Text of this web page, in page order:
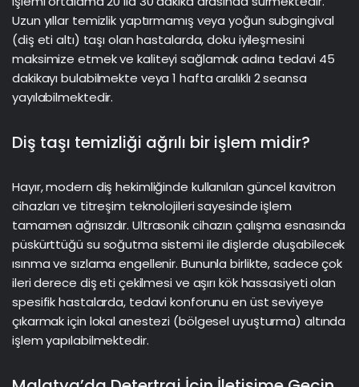
Uzun yıllar temizlik yaptırmamış veya yoğun subgingival
(diş eti altı) taşı olan hastalarda, doku iyileşmesini
maksimize etmek ve kaliteyi sağlamak adına tedavi 45
dakikayı bulabilmekte veya 1 hafta aralıklı 2 seansa
yayılabilmektedir.
Diş taşı temizliği ağrılı bir işlem midir?
Hayır, modern diş hekimliğinde kullanılan güncel kavitron
cihazları ve titreşim teknolojileri sayesinde işlem
tamamen ağrısızdır. Ultrasonik cihazın çalışma esnasında
püskürttüğü su soğutma sistemi ile dişlerde oluşabilecek
ısınma ve sızlama engellenir. Bununla birlikte, sadece çok
ileri derece diş eti çekilmesi ve aşırı kök hassasiyeti olan
spesifik hastalarda, tedavi konforunu en üst seviyeye
çıkarmak için lokal anestezi (bölgesel uyuşturma) altında
işlem yapılabilmektedir.